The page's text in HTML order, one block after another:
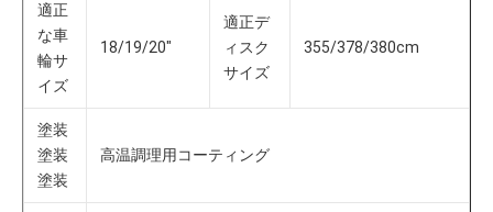
適正
な車
輪サ
イズ
18/19/20"
適正デ
ィスク
サイズ
355/378/380cm
塗装
塗装
塗装
高温調理用コーティング